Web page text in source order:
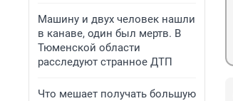
Машину и двух человек нашли
в канаве, один был мертв. В
Тюменской области
расследуют странное ДТП
Что мешает получать большую